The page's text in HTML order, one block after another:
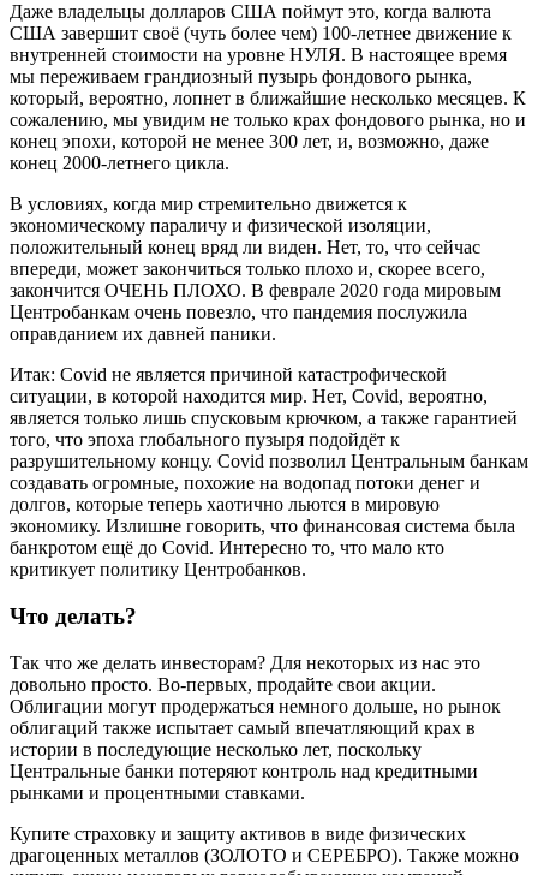
Даже владельцы долларов США поймут это, когда валюта
США завершит своё (чуть более чем) 100-летнее движение к
внутренней стоимости на уровне НУЛЯ. В настоящее время
мы переживаем грандиозный пузырь фондового рынка,
который, вероятно, лопнет в ближайшие несколько месяцев. К
сожалению, мы увидим не только крах фондового рынка, но и
конец эпохи, которой не менее 300 лет, и, возможно, даже
конец 2000-летнего цикла.
В условиях, когда мир стремительно движется к
экономическому параличу и физической изоляции,
положительный конец вряд ли виден. Нет, то, что сейчас
впереди, может закончиться только плохо и, скорее всего,
закончится ОЧЕНЬ ПЛОХО. В феврале 2020 года мировым
Центробанкам очень повезло, что пандемия послужила
оправданием их давней паники.
Итак: Covid не является причиной катастрофической
ситуации, в которой находится мир. Нет, Covid, вероятно,
является только лишь спусковым крючком, а также гарантией
того, что эпоха глобального пузыря подойдёт к
разрушительному концу. Covid позволил Центральным банкам
создавать огромные, похожие на водопад потоки денег и
долгов, которые теперь хаотично льются в мировую
экономику. Излишне говорить, что финансовая система была
банкротом ещё до Covid. Интересно то, что мало кто
критикует политику Центробанков.
Что делать?
Так что же делать инвесторам? Для некоторых из нас это
довольно просто. Во-первых, продайте свои акции.
Облигации могут продержаться немного дольше, но рынок
облигаций также испытает самый впечатляющий крах в
истории в последующие несколько лет, поскольку
Центральные банки потеряют контроль над кредитными
рынками и процентными ставками.
Купите страховку и защиту активов в виде физических
драгоценных металлов (ЗОЛОТО и СЕРЕБРО). Также можно